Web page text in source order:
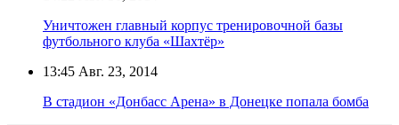
Уничтожен главный корпус тренировочной базы
футбольного клуба «Шахтёр»
13:45 Авг. 23, 2014
В стадион «Донбасс Арена» в Донецке попала бомба